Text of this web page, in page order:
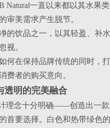
Natural一直以来都以其水果
审美需求产生脱节。
的饮品之一，以其轻盈、补
视。
何在保持品牌传统的同时，
费者的购买意向。
透明的完美融合
理念十分明确——创造出一
首要选择。白色和热带绿色